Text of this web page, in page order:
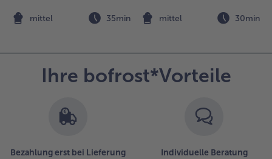
mittel 35min mittel 30min
Ihre bofrost*Vorteile
Bezahlung erst bei Lieferung Individuelle Beratung